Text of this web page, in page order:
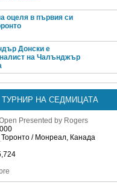
оцеля в първия си
Донски е
на Чалънджър
ТУРНИР НА СЕДМИЦАТА
Presented by Rogers
Торонто / Монреал, Канада